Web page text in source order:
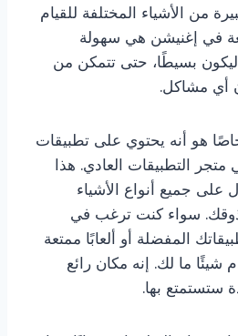
من الأشياء المختلفة للقيام
في إغنيشن هي سهولة
بسيطًا، حتى تتمكن من
أي مشاكل.
هو أنه يحتوي على تطبيقات
متجر التطبيقات العادي. هذا
على جميع أنواع الأشياء
ذوقك. سواء كنت ترغب في
المفضلة أو ألعابًا ممتعة
شيئًا ما لك. إنه مكان رائع
ستستمتع بها.